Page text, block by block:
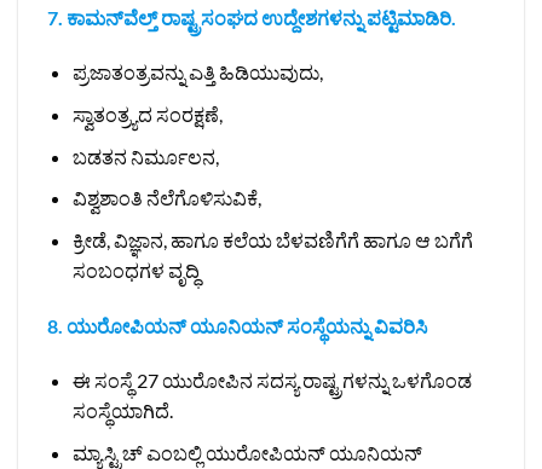
7. ಕಾಮನ್‌ವೆಲ್ತ್ ರಾಷ್ಟ್ರಸಂಘದ ಉದ್ದೇಶಗಳನ್ನು ಪಟ್ಟಿಮಾಡಿರಿ.
ಪ್ರಜಾತಂತ್ರವನ್ನು ಎತ್ತಿ ಹಿಡಿಯುವುದು,
ಸ್ವಾತಂತ್ರ್ಯದ ಸಂರಕ್ಷಣೆ,
ಬಡತನ ನಿರ್ಮೂಲನ,
ವಿಶ್ವಶಾಂತಿ ನೆಲೆಗೊಳಿಸುವಿಕೆ,
ಕ್ರೀಡೆ, ವಿಜ್ಞಾನ, ಹಾಗೂ ಕಲೆಯ ಬೆಳವಣಿಗೆಗೆ ಹಾಗೂ ಆ ಬಗೆಗೆ
ಸಂಬಂಧಗಳ ವೃದ್ಧಿ
8. ಯುರೋಪಿಯನ್ ಯೂನಿಯನ್ ಸಂಸ್ಥೆಯನ್ನು ವಿವರಿಸಿ
ಈ ಸಂಸ್ಥೆ 27 ಯುರೋಪಿನ ಸದಸ್ಯ ರಾಷ್ಟ್ರಗಳನ್ನು ಒಳಗೊಂಡ
ಸಂಸ್ಥೆಯಾಗಿದೆ.
ಮ್ಯಾಸ್ಟ್ರಿಚ್ ಎಂಬಲ್ಲಿ ಯುರೋಪಿಯನ್‌ ಯೂನಿಯನ್